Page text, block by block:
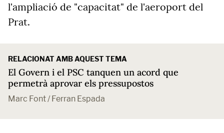
l'ampliació de "capacitat" de l'aeroport del
Prat.
RELACIONAT AMB AQUEST TEMA
El Govern i el PSC tanquen un acord que
permetrà aprovar els pressupostos
Marc Font / Ferran Espada